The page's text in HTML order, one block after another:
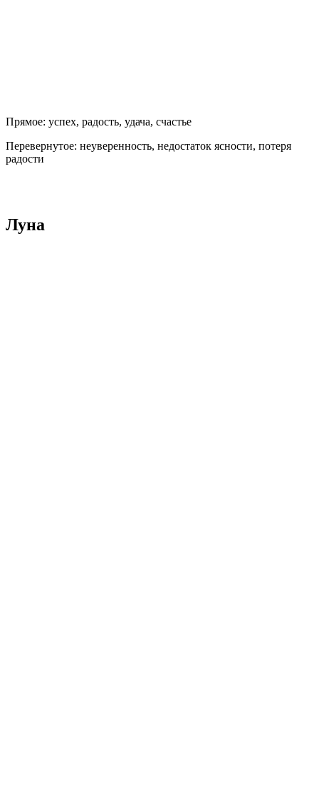
Прямое: успех, радость, удача, счастье
Перевернутое: неуверенность, недостаток ясности, потеря
радости
Луна